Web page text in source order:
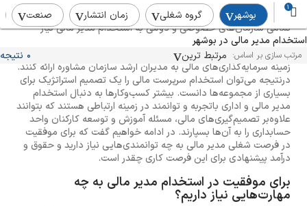
1
بوشهر گروه شغلی زمان انتشار
صنعت
استخدام مدیر مالی در بوشهر
مرتب سازی بر اساس: مرتبط ترین 0 نتیجه
راهنمای استخدام مدیر مالی
تمامی سازمان‌های خصوصی و دولتی به استخدام مدیر مالی نیاز
دارند. کار اصلی مدیران مالی بهینه کردن میزان سود و هزینه‌های
مجموعه‌ها است و از این رو بهترین کسانی هستند که می‌توانند در
زمینه سرمایه‌گذاری‌های مالی به مدیران ارشد سازمان مشاوره ارائه کنند.
درنتیجه می‌توان استخدام سرپرست مالی را یک تصمیم استراتژیک برای
بسیاری از مجموعه‌ها دانست. بیشتر کسب‌وکارها به دنبال استخدام
مدیر مالی و اداری باتجربه و توانمند در زمینه ارتباطی هستند که بتوانند
علاوه‌بر تصمیم‌گیری‌های مالی، مسئله آموزش و توسعه کارکنان واحد
حسابداری را به آن‌ها بسپارند. در ادامه خواهیم گفت که برای موفقیت
در فرصت شغلی مدیر مالی به چه توانمندی‌هایی نیاز دارید و حقوق و
درآمد پیشنهادی برای این فرصت کاری چقدر است.
برای موفقیت در استخدام مدیر مالی به چه
مهارت‌هایی نیاز داریم؟